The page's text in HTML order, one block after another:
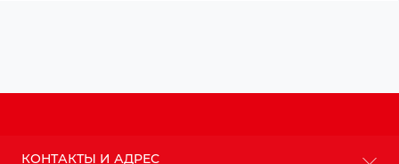
КОНТАКТЫ И АДРЕС